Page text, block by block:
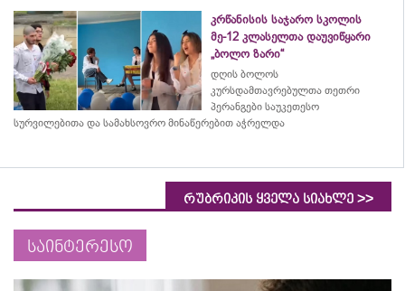
კრწანისის საჯარო სკოლის
მე-12 კლასელთა დაუვიწყარი
„ბოლო ზარი“
დღის ბოლოს
კურსდამთავრებულთა თეთრი
პერანგები საუკეთესო
სურვილებითა და სამახსოვრო მინაწერებით აჭრელდა
რუბრიკის ყველა სიახლე >>
საინტერესო